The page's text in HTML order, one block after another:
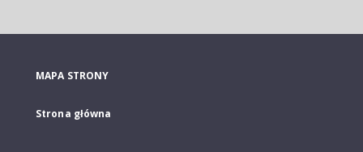
MAPA STRONY
Strona główna